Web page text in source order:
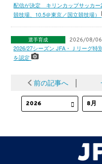
配信が決定 キリンカップサッカー
競技場、10.5＠東京／国立競技場）
選手育成 2026/08/06
2026/27シーズン JFA・Ｊリーグ特
を認定
前の記事へ │